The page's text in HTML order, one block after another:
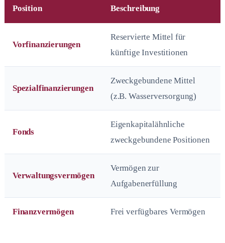
Position Beschreibung
Vorfinanzierungen
Reservierte Mittel für
künftige Investitionen
Spezialfinanzierungen
Zweckgebundene Mittel
(z.B. Wasserversorgung)
Fonds
Eigenkapitalähnliche
zweckgebundene Positionen
Verwaltungsvermögen
Vermögen zur
Aufgabenerfüllung
Finanzvermögen Frei verfügbares Vermögen